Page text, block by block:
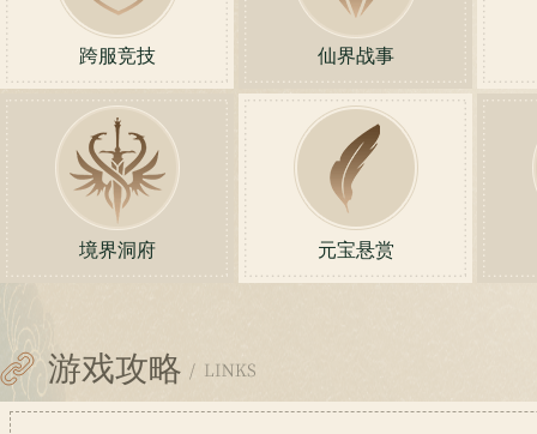
跨服竞技 仙界战事
境界洞府 元宝悬赏
游戏攻略